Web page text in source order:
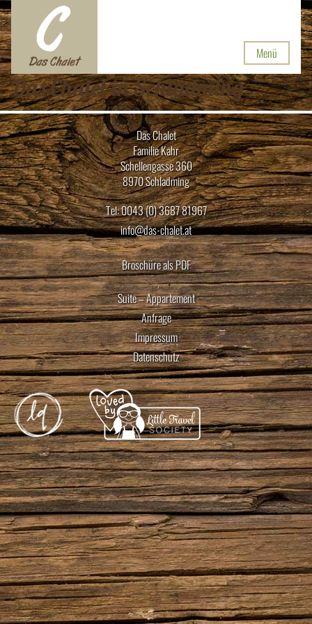
Menü
Das Chalet in Schladming
Das Chalet
Familie Kahr
Schellengasse 360
8970 Schladming
Tel: 0043 (0) 3687 81967
info@das-chalet.at
Broschüre als PDF
Suite – Appartement
Anfrage
Impressum
Datenschutz